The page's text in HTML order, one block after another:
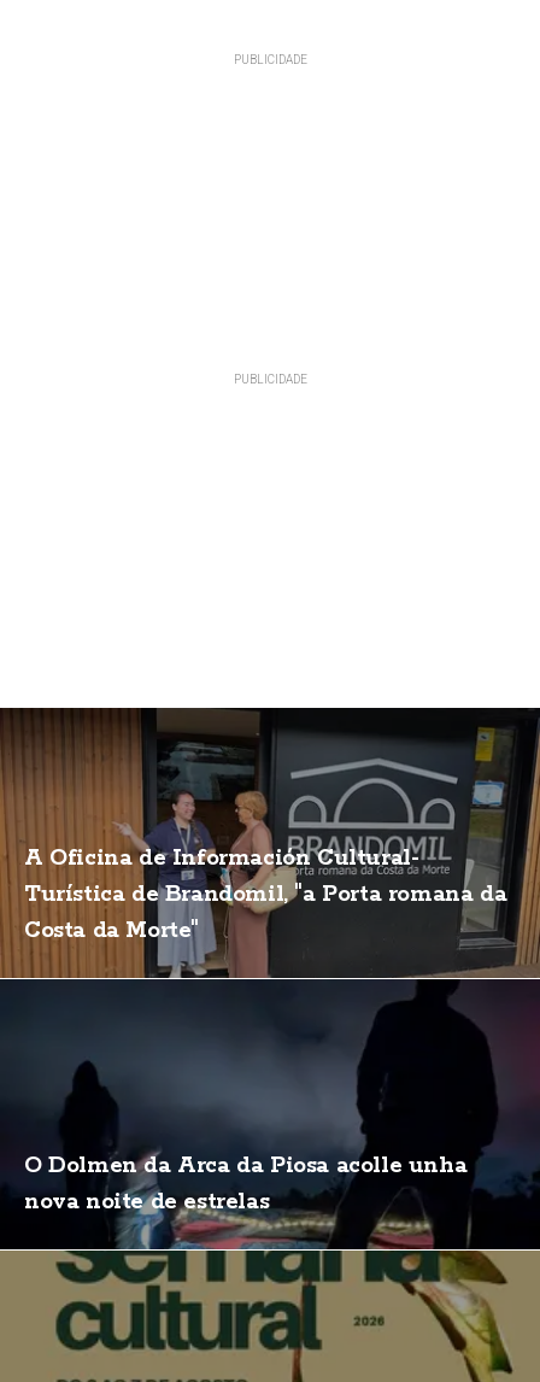
A Oficina de Información Cultural-
Turística de Brandomil, "a Porta romana da
Costa da Morte"
O Dolmen da Arca da Piosa acolle unha
nova noite de estrelas